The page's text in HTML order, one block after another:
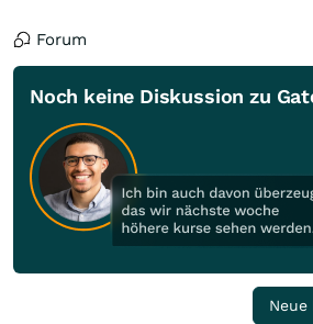
Forum
Noch keine Diskussion zu